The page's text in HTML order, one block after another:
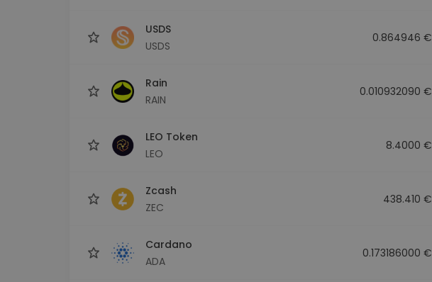
USDS
USDS
0.864946 €
Rain
RAIN
0.010932090 €
LEO Token
LEO
8.4000 €
Zcash
ZEC
438.410 €
Cardano
ADA
0.173186000 €